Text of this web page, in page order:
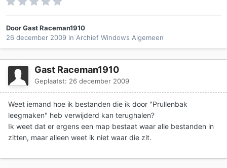
Door Gast Raceman1910
26 december 2009 in Archief Windows Algemeen
Gast Raceman1910
Geplaatst: 26 december 2009
Weet iemand hoe ik bestanden die ik door "Prullenbak
leegmaken" heb verwijderd kan terughalen?
Ik weet dat er ergens een map bestaat waar alle bestanden in
zitten, maar alleen weet ik niet waar die zit.